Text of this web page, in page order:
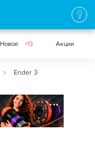
Новое +13 Акции
Ender 3